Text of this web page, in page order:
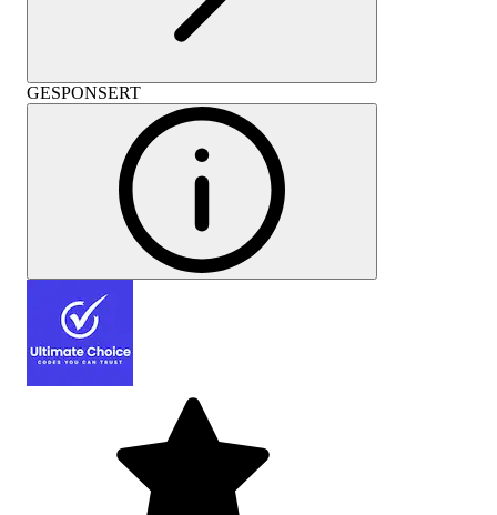
GESPONSERT